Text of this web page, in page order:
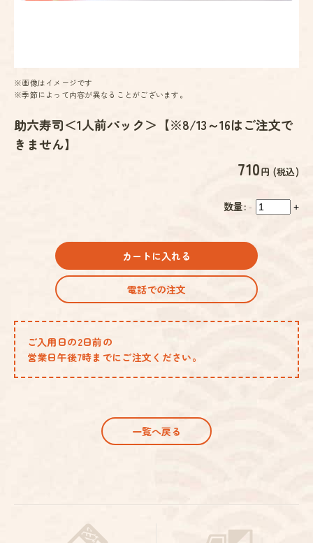
※画像はイメージです
※季節によって内容が異なることがございます。
助六寿司＜1人前パック＞【※8/13～16はご注文で
きません】
710円 (税込)
数量: - +
カートに入れる
電話での注文
ご入用日の2日前の
営業日午後7時までにご注文ください。
一覧へ戻る